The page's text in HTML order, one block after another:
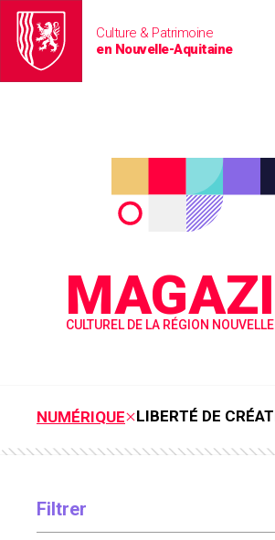
Culture & Patrimoine
en Nouvelle-Aquitaine
CULTUREL DE LA RÉGION
LIBERTÉ DE
NUMÉRIQUE
Filtrer